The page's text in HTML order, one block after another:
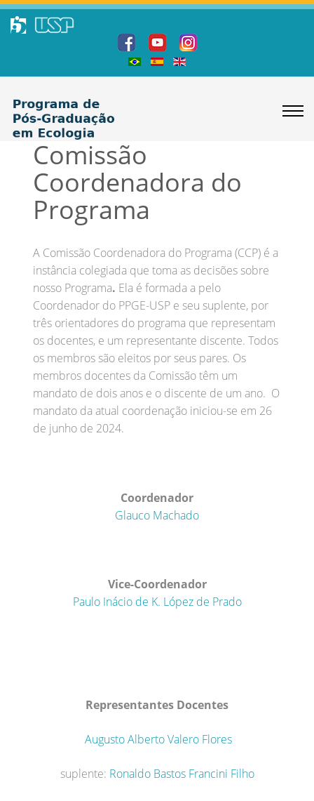
Comissão
Coordenadora do
Programa
A Comissão Coordenadora do Programa (CCP) é a
instância colegiada que toma as decisões sobre
nosso Programa. Ela é formada a pelo
Coordenador do PPGE-USP e seu suplente, por
três orientadores do programa que representam
os docentes, e um representante discente. Todos
os membros são eleitos por seus pares. Os
membros docentes da Comissão têm um
mandato de dois anos e o discente de um ano. O
mandato da atual coordenação iniciou-se em 26
de junho de 2024.
Coordenador
Glauco Machado
Vice-Coordenador
Paulo Inácio de K. López de Prado
Representantes Docentes
Augusto Alberto Valero Flores
suplente: Ronaldo Bastos Francini Filho